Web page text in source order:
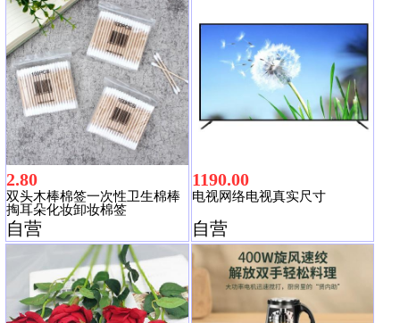
2.80
双头木棒棉签一次性卫生棉棒
掏耳朵化妆卸妆棉签
自营
1190.00
电视网络电视真实尺寸
自营